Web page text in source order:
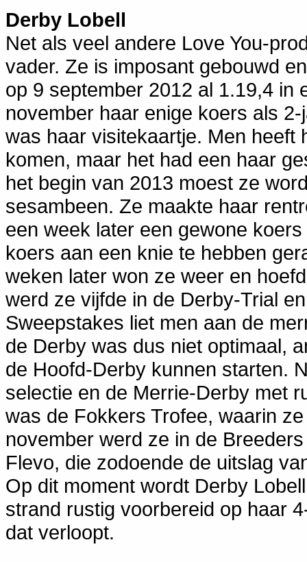
Derby Lobell
Net als veel andere Love You-
vader. Ze is imposant gebouwd
op 9 september 2012 al 1.19,4 in
november haar enige koers als
was haar visitekaartje. Men heeft
komen, maar het had een haar
het begin van 2013 moest ze
sesambeen. Ze maakte haar
een week later een gewone
koers aan een knie te hebben
weken later won ze weer en
werd ze vijfde in de Derby-Trial
Sweepstakes liet men aan de
de Derby was dus niet optimaal,
de Hoofd-Derby kunnen starten.
selectie en de Merrie-Derby met
was de Fokkers Trofee, waarin
november werd ze in de
Flevo, die zodoende de uitslag
Op dit moment wordt Derby
strand rustig voorbereid op haar
dat verloopt.